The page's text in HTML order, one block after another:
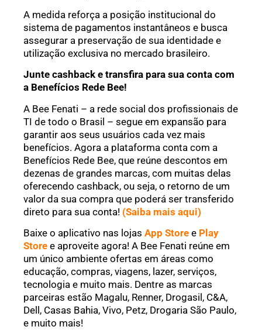
A medida reforça a posição institucional do
sistema de pagamentos instantâneos e busca
assegurar a preservação de sua identidade e
utilização exclusiva no mercado brasileiro.
Junte cashback e transfira para sua conta com
a Benefícios Rede Bee!
A Bee Fenati – a rede social dos profissionais de
TI de todo o Brasil – segue em expansão para
garantir aos seus usuários cada vez mais
benefícios. Agora a plataforma conta com a
Benefícios Rede Bee, que reúne descontos em
dezenas de grandes marcas, com muitas delas
oferecendo cashback, ou seja, o retorno de um
valor da sua compra que poderá ser transferido
direto para sua conta! (Saiba mais aqui)
Baixe o aplicativo nas lojas App Store e Play
Store e aproveite agora! A Bee Fenati reúne em
um único ambiente ofertas em áreas como
educação, compras, viagens, lazer, serviços,
tecnologia e muito mais. Dentre as marcas
parceiras estão Magalu, Renner, Drogasil, C&A,
Dell, Casas Bahia, Vivo, Petz, Drogaria São Paulo,
e muito mais!